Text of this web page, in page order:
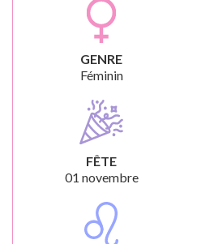
GENRE
Féminin
FÊTE
01 novembre